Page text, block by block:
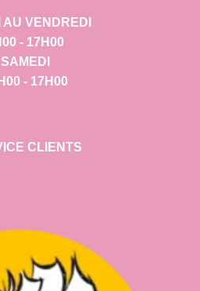
AU VENDREDI
- 17H00
SAMEDI
- 17H00
CLIENTS